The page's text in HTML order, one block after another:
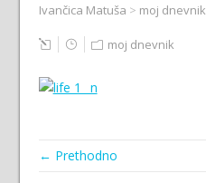
Ivančica Matuša > moj dnevnik
moj dnevnik
← Prethodno